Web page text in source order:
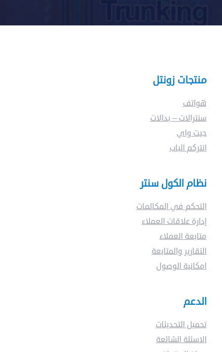
منتجات زونتل
هواتف
سنترالات – بدالات
جيت واي
انتركم الباب
نظام الكول سنتر
التحكم في المكالمات
إدارة علاقات العملاء
متابعة العملاء
التقارير والمتابعة
امكانية الوصول
الدعم
تحميل التحديثات
الاسئلة الشائعة